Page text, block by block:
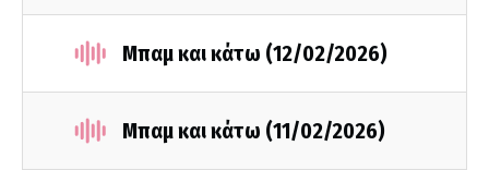
Μπαμ και κάτω (12/02/2026)
Μπαμ και κάτω (11/02/2026)